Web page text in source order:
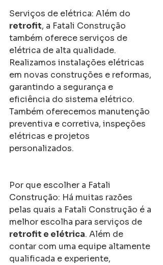
Serviços de elétrica: Além do
retrofit, a Fatali Construção
também oferece serviços de
elétrica de alta qualidade.
Realizamos instalações elétricas
em novas construções e reformas,
garantindo a segurança e
eficiência do sistema elétrico.
Também oferecemos manutenção
preventiva e corretiva, inspeções
elétricas e projetos
personalizados.
Por que escolher a Fatali
Construção: Há muitas razões
pelas quais a Fatali Construção é a
melhor escolha para serviços de
retrofit e elétrica. Além de
contar com uma equipe altamente
qualificada e experiente,